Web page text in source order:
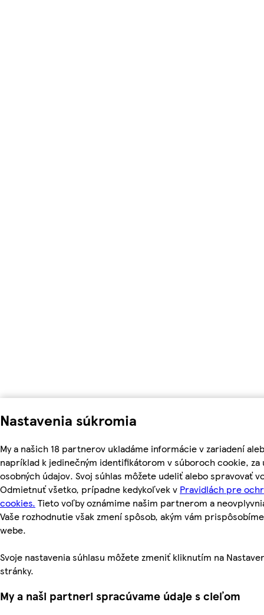
Nastavenia súkromia
My a našich 18 partnerov ukladáme informácie v zariadení
napríklad k jedinečným identifikátorom v súboroch cookie,
osobných údajov. Svoj súhlas môžete udeliť alebo spravovať
Odmietnuť všetko, prípadne kedykoľvek v Pravidlách pre
cookies. Tieto voľby oznámime našim partnerom a
Vaše rozhodnutie však zmení spôsob, akým vám
webe.
Svoje nastavenia súhlasu môžete zmeniť kliknutím na
stránky.
My a naši partneri spracúvame údaje s cieľom